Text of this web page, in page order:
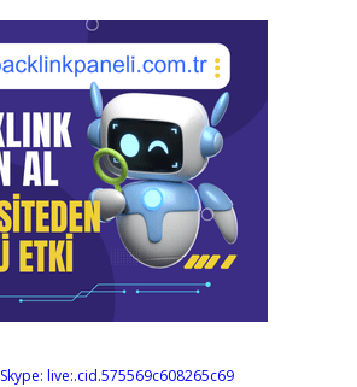
Skype: live:.cid.575569c608265c69